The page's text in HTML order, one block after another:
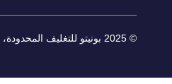
© 2025 بونيتو للتغليف المحدودة، جميع الحقوق محفوظة.